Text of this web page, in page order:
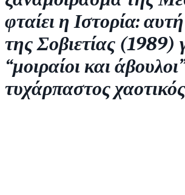
φταίει η Ιστορία:
της Σοβιετίας (1989)
“μοιραίοι και
τυχάρπαστος